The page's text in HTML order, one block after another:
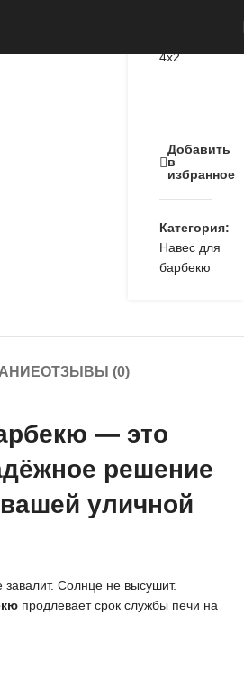
4х2
Добавить
в
избранное
Категория:
Навес для
барбекю
ОТЗЫВЫ (0)
— это
решение
уличной
Солнце не высушит.
продлевает срок службы печи на